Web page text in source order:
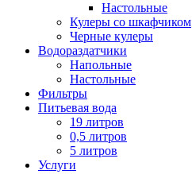
Настольные
Кулеры со шкафчиком
Черные кулеры
Водораздатчики
Напольные
Настольные
Фильтры
Питьевая вода
19 литров
0,5 литров
5 литров
Услуги